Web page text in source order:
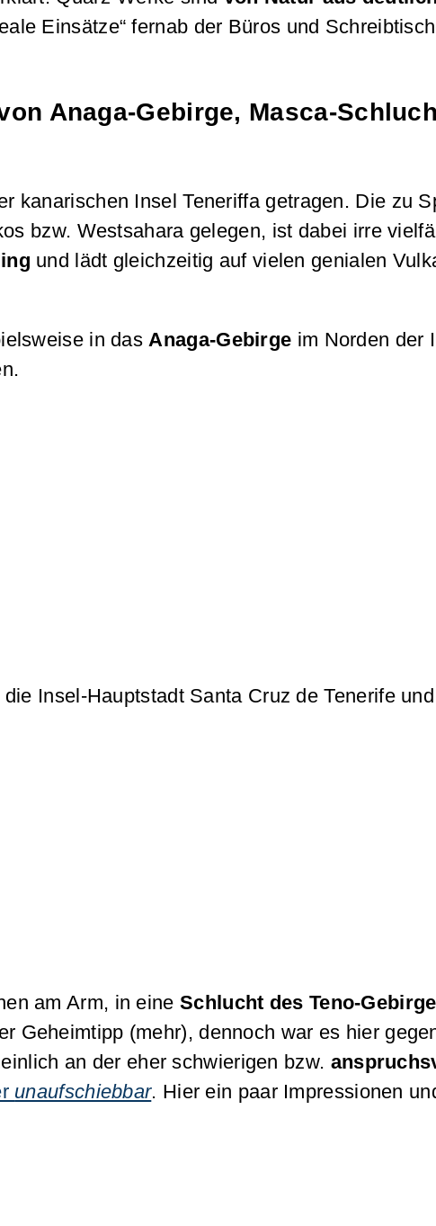
Einsätze“ fernab der Büros und
Anaga-Gebirge, Masca-
kanarischen Insel Teneriffa getragen. Die zu
bzw. Westsahara gelegen, ist dabei irre
und lädt gleichzeitig auf vielen genialen
in dasAnaga-Gebirge im Norden der
Insel-Hauptstadt Santa Cruz de Tenerife
am Arm, in eine Schlucht des Teno-
Geheimtipp (mehr), dennoch war es hier
an der eher schwierigen bzw.
unaufschiebbar. Hier ein paar Impressionen